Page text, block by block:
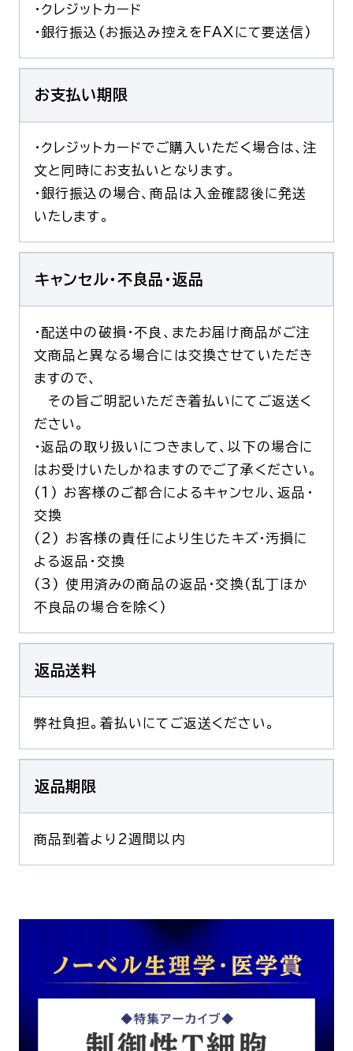
・クレジットカード
・銀行振込(お振込み控えをFAXにて要送信)
お支払い期限
・クレジットカードでご購入いただく場合は、注
文と同時にお支払いとなります。
・銀行振込の場合、商品は入金確認後に発送
いたします。
キャンセル・不良品・返品
・配送中の破損・不良、またお届け商品がご注
文商品と異なる場合には交換させていただき
ますので、
その旨ご明記いただき着払いにてご返送く
ださい。
・返品の取り扱いにつきまして、以下の場合に
はお受けいたしかねますのでご了承ください。
(1) お客様のご都合によるキャンセル、返品・
交換
(2) お客様の責任により生じたキズ・汚損に
よる返品・交換
(3) 使用済みの商品の返品・交換(乱丁ほか
不良品の場合を除く)
返品送料
弊社負担。着払いにてご返送ください。
返品期限
商品到着より2週間以内